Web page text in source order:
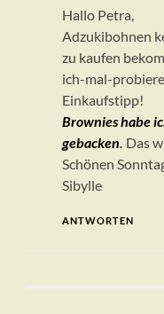
Hallo Petra,
Adzukibohnen
zu kaufen
ich-mal-
Einkaufstipp!
Brownies habe
gebacken. Das
Schönen
Sibylle
ANTWORTEN